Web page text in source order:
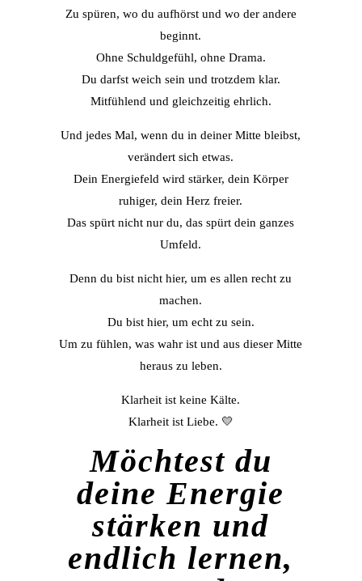
Zu spüren, wo du aufhörst und wo der andere
beginnt.
Ohne Schuldgefühl, ohne Drama.
Du darfst weich sein und trotzdem klar.
Mitfühlend und gleichzeitig ehrlich.
Und jedes Mal, wenn du in deiner Mitte bleibst,
verändert sich etwas.
Dein Energiefeld wird stärker, dein Körper
ruhiger, dein Herz freier.
Das spürt nicht nur du, das spürt dein ganzes
Umfeld.
Denn du bist nicht hier, um es allen recht zu
machen.
Du bist hier, um echt zu sein.
Um zu fühlen, was wahr ist und aus dieser Mitte
heraus zu leben.
Klarheit ist keine Kälte.
Klarheit ist Liebe. 💛
Möchtest du
deine Energie
stärken und
endlich lernen,